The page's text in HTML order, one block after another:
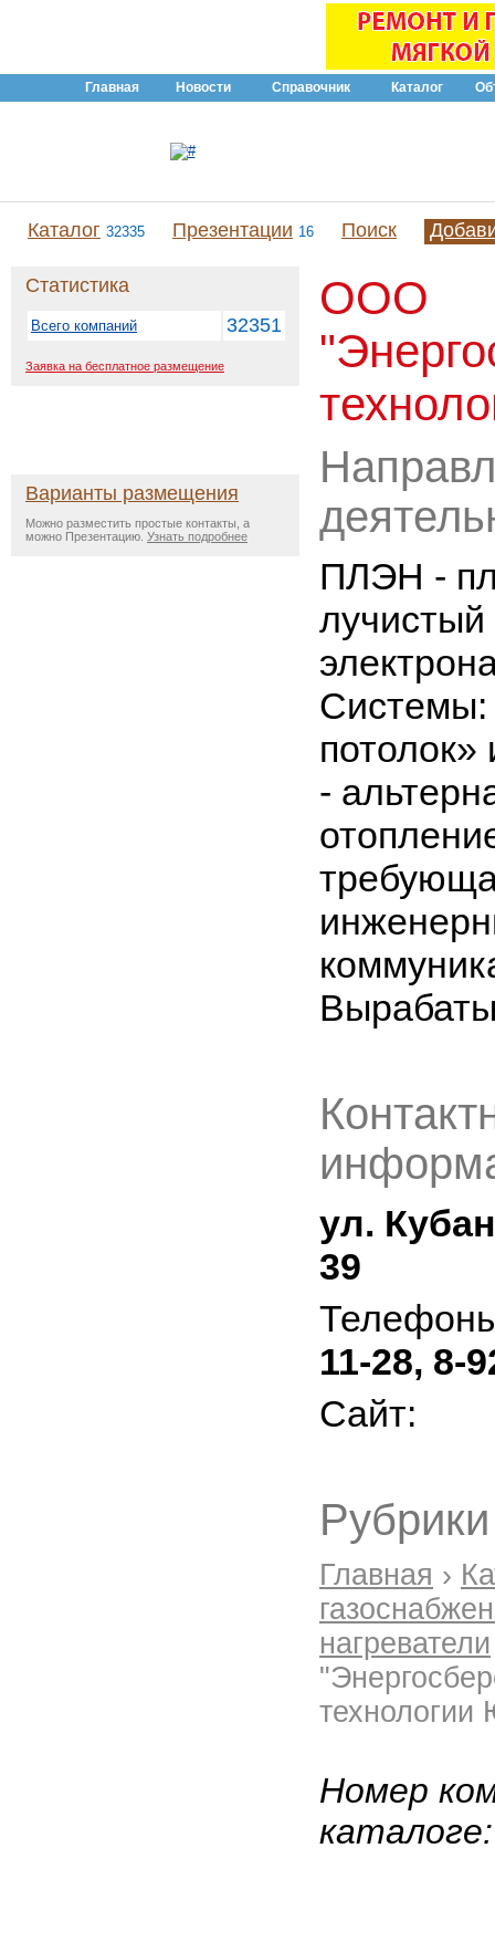
Главная Новости Справочник Каталог
Каталог 32335 Презентации 16 Поиск
Статистика
Всего компаний 32351
Заявка на бесплатное размещение
Варианты размещения
Можно разместить простые контакты, а
можно Презентацию. Узнать подробнее
ООО
ПЛЭН -
лучистый
-
ул.
39
11-28, 8-
Сайт:
Главная ›
нагреватели
технологии
Номер